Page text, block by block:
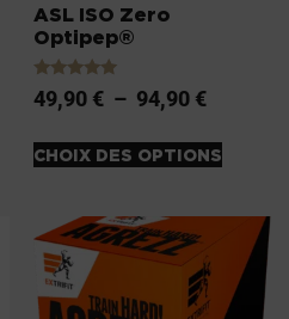
ASL ISO Zero
Optipep®
Note
5.00
49,90 € – 94,90 €
CHOIX DES OPTIONS